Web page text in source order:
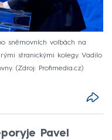
sněmovních volbách na
stranickými kolegy. Vadilo
Zdroj: Profimedia.cz
Pavel